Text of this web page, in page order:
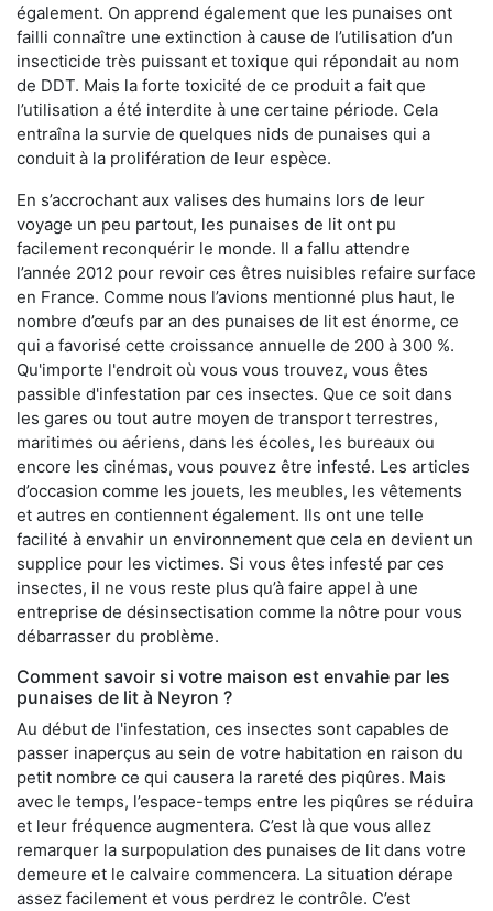
également. On apprend également que les punaises ont
failli connaître une extinction à cause de l’utilisation d’un
insecticide très puissant et toxique qui répondait au nom
de DDT. Mais la forte toxicité de ce produit a fait que
l’utilisation a été interdite à une certaine période. Cela
entraîna la survie de quelques nids de punaises qui a
conduit à la prolifération de leur espèce.
En s’accrochant aux valises des humains lors de leur
voyage un peu partout, les punaises de lit ont pu
facilement reconquérir le monde. Il a fallu attendre
l’année 2012 pour revoir ces êtres nuisibles refaire surface
en France. Comme nous l’avions mentionné plus haut, le
nombre d’œufs par an des punaises de lit est énorme, ce
qui a favorisé cette croissance annuelle de 200 à 300 %.
Qu'importe l'endroit où vous vous trouvez, vous êtes
passible d'infestation par ces insectes. Que ce soit dans
les gares ou tout autre moyen de transport terrestres,
maritimes ou aériens, dans les écoles, les bureaux ou
encore les cinémas, vous pouvez être infesté. Les articles
d’occasion comme les jouets, les meubles, les vêtements
et autres en contiennent également. Ils ont une telle
facilité à envahir un environnement que cela en devient un
supplice pour les victimes. Si vous êtes infesté par ces
insectes, il ne vous reste plus qu’à faire appel à une
entreprise de désinsectisation comme la nôtre pour vous
débarrasser du problème.
Comment savoir si votre maison est envahie par les
punaises de lit à Neyron ?
Au début de l'infestation, ces insectes sont capables de
passer inaperçus au sein de votre habitation en raison du
petit nombre ce qui causera la rareté des piqûres. Mais
avec le temps, l’espace-temps entre les piqûres se réduira
et leur fréquence augmentera. C’est là que vous allez
remarquer la surpopulation des punaises de lit dans votre
demeure et le calvaire commencera. La situation dérape
assez facilement et vous perdrez le contrôle. C’est